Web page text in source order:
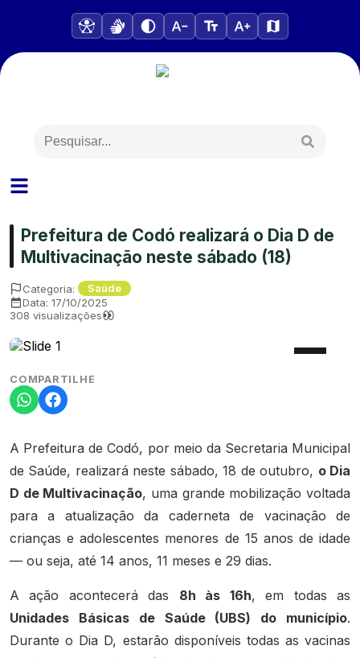
Prefeitura de Codó realizará o Dia D de
Multivacinação neste sábado (18)
Categoria: Saúde
Data: 17/10/2025
308 visualizações
COMPARTILHE
A Prefeitura de Codó, por meio da Secretaria Municipal
de Saúde, realizará neste sábado, 18 de outubro, o Dia
D de Multivacinação, uma grande mobilização voltada
para a atualização da caderneta de vacinação de
crianças e adolescentes menores de 15 anos de idade
— ou seja, até 14 anos, 11 meses e 29 dias.
A ação acontecerá das 8h às 16h, em todas as
Unidades Básicas de Saúde (UBS) do município.
Durante o Dia D, estarão disponíveis todas as vacinas